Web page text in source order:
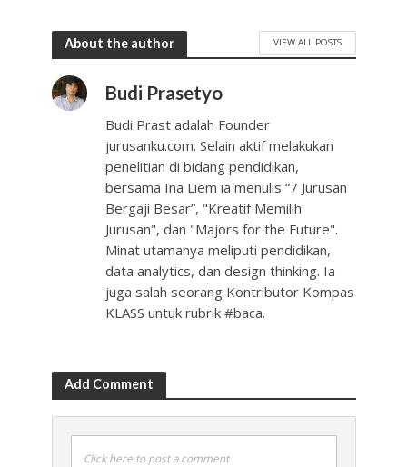
About the author VIEW ALL POSTS
Budi Prasetyo
Budi Prast adalah Founder
jurusanku.com. Selain aktif melakukan
penelitian di bidang pendidikan,
bersama Ina Liem ia menulis “7 Jurusan
Bergaji Besar”, "Kreatif Memilih
Jurusan", dan "Majors for the Future".
Minat utamanya meliputi pendidikan,
data analytics, dan design thinking. Ia
juga salah seorang Kontributor Kompas
KLASS untuk rubrik #baca.
Add Comment
Click here to post a comment